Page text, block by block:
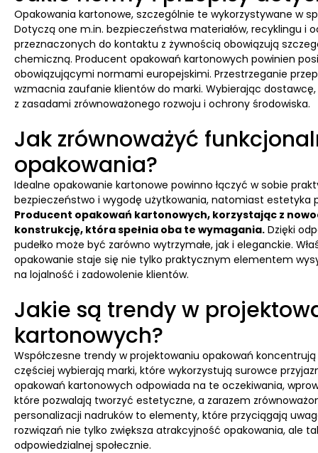
Opakowania kartonowe, szczególnie te wykorzystywane w
Dotyczą one m.in. bezpieczeństwa materiałów, recyklingu i
przeznaczonych do kontaktu z żywnością obowiązują
chemiczną. Producent opakowań kartonowych powinien
obowiązującymi normami europejskimi. Przestrzeganie
wzmacnia zaufanie klientów do marki. Wybierając
z zasadami zrównoważonego rozwoju i ochrony środowiska.
Jak zrównoważyć
opakowania?
Idealne opakowanie kartonowe powinno łączyć w sobie
bezpieczeństwo i wygodę użytkowania, natomiast estetyka
Producent opakowań kartonowych, korzystając z
konstrukcję, która spełnia oba te wymagania. Dzięki
pudełko może być zarówno wytrzymałe, jak i eleganckie.
opakowanie staje się nie tylko praktycznym elementem
na lojalność i zadowolenie klientów.
Jakie są trendy w
kartonowych?
Współczesne trendy w projektowaniu opakowań
częściej wybierają marki, które wykorzystują surowce
opakowań kartonowych odpowiada na te oczekiwania,
które pozwalają tworzyć estetyczne, a zarazem
personalizacji nadruków to elementy, które przyciągają
rozwiązań nie tylko zwiększa atrakcyjność opakowania, ale
odpowiedzialnej społecznie.